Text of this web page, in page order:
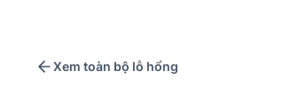
Xem toàn bộ lỗ hổng